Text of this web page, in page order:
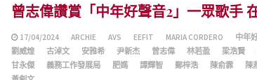
曾志偉讚賞「中年好聲音2」一眾歌手
17/04/2024 ARCHIE AVS EEFIT MARIA CORDERO 中年
劉威煌
古淖文 安雅希 尹新杰 曾志偉 林若盈 梁浩賢
甘永傑
義務工作發展局 肥媽 譚輝智 鄭梓浩 陳俞霏 陳